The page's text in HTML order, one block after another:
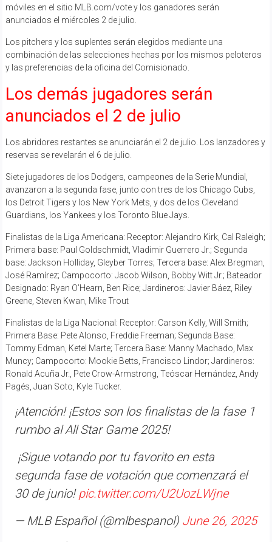
móviles en el sitio MLB.com/vote y los ganadores serán
anunciados el miércoles 2 de julio.
Los pitchers y los suplentes serán elegidos mediante una
combinación de las selecciones hechas por los mismos peloteros
y las preferencias de la oficina del Comisionado.
Los demás jugadores serán
anunciados el 2 de julio
Los abridores restantes se anunciarán el 2 de julio. Los lanzadores y
reservas se revelarán el 6 de julio.
Siete jugadores de los Dodgers, campeones de la Serie Mundial,
avanzaron a la segunda fase, junto con tres de los Chicago Cubs,
los Detroit Tigers y los New York Mets, y dos de los Cleveland
Guardians, los Yankees y los Toronto Blue Jays.
Finalistas de la Liga Americana: Receptor: Alejandro Kirk, Cal Raleigh;
Primera base: Paul Goldschmidt, Vladimir Guerrero Jr.; Segunda
base: Jackson Holliday, Gleyber Torres; Tercera base: Alex Bregman,
José Ramírez; Campocorto: Jacob Wilson, Bobby Witt Jr.; Bateador
Designado: Ryan O’Hearn, Ben Rice; Jardineros: Javier Báez, Riley
Greene, Steven Kwan, Mike Trout
Finalistas de la Liga Nacional: Receptor: Carson Kelly, Will Smith;
Primera Base: Pete Alonso, Freddie Freeman; Segunda Base:
Tommy Edman, Ketel Marte; Tercera Base: Manny Machado, Max
Muncy; Campocorto: Mookie Betts, Francisco Lindor; Jardineros:
Ronald Acuña Jr., Pete Crow-Armstrong, Teóscar Hernández, Andy
Pagés, Juan Soto, Kyle Tucker.
¡Atención! ¡Estos son los finalistas de la fase 1
rumbo al All Star Game 2025!
️ ¡Sigue votando por tu favorito en esta
segunda fase de votación que comenzará el
30 de junio!pic.twitter.com/U2UozLWjne
— MLB Español (@mlbespanol) June 26, 2025